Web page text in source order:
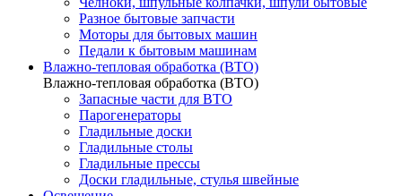
Разное бытовые запчасти
Моторы для бытовых машин
Педали к бытовым машинам
Влажно-тепловая обработка (ВТО)
Влажно-тепловая обработка (ВТО)
Запасные части для ВТО
Парогенераторы
Гладильные доски
Гладильные столы
Гладильные прессы
Доски гладильные, стулья швейные